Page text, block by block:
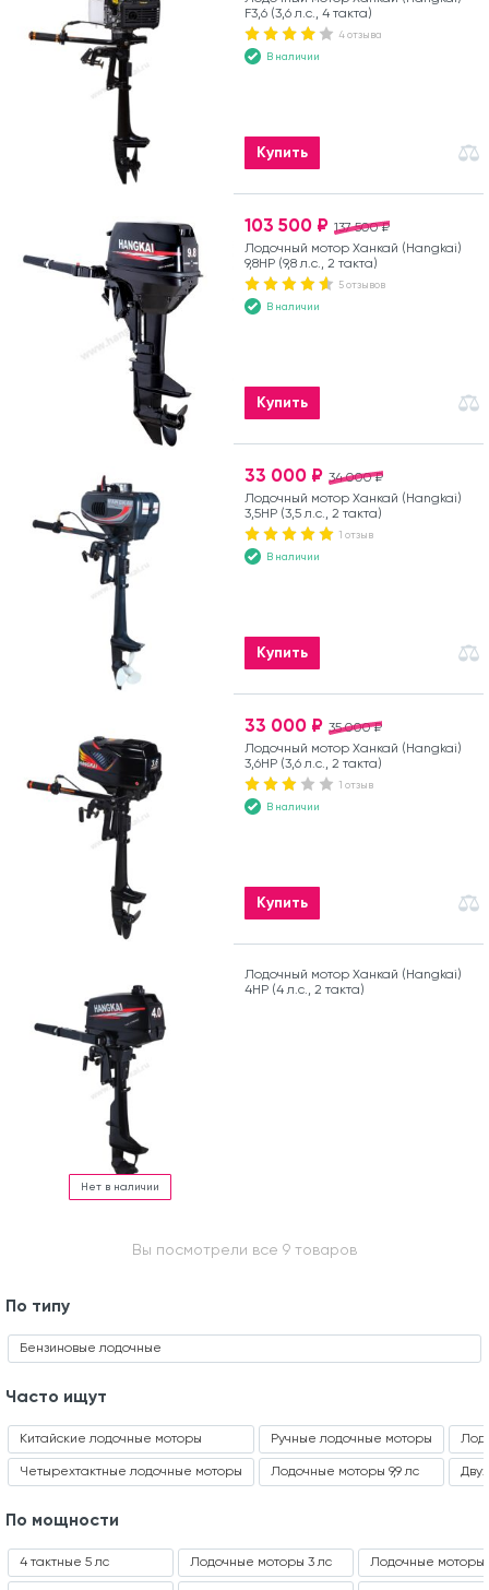
F3,6 (3,6 л.с., 4 такта)
4 отзыва
В наличии
Купить
137 500 ₽
103 500 ₽
Лодочный мотор Ханкай (Hangkai)
9,8HP (9,8 л.с., 2 такта)
5 отзывов
В наличии
Купить
34 000 ₽
33 000 ₽
Лодочный мотор Ханкай (Hangkai)
3,5HP (3,5 л.с., 2 такта)
1 отзыв
В наличии
Купить
35 000 ₽
33 000 ₽
Лодочный мотор Ханкай (Hangkai)
3,6HP (3,6 л.с., 2 такта)
1 отзыв
В наличии
Купить
Нет в наличии
Лодочный мотор Ханкай (Hangkai)
4HP (4 л.с., 2 такта)
Вы посмотрели все 9 товаров
По типу
Бензиновые лодочные
Часто ищут
Китайские лодочные моторы
Четырехтактные лодочные моторы
Ручные лодочные моторы
Лодочные моторы 9,9 лс
По мощности
4 тактные 5 лс Лодочные моторы 3 лс Лодочные моторы